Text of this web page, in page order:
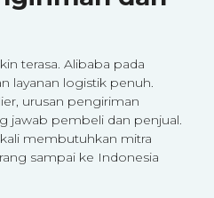
terasa. Alibaba pada
layanan logistik penuh.
urusan pengiriman
jawab pembeli dan penjual.
membutuhkan mitra
sampai ke Indonesia